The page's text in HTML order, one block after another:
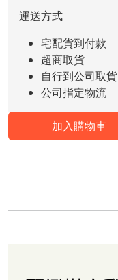
運送方式
宅配貨到付款
超商取貨
自行到公司取貨
公司指定物流
加入購物車